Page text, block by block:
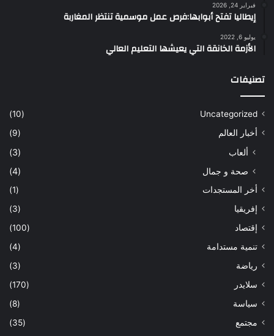
فبراير 24, 2026
إيطاليا تفتح أبوابها:فرص عمل موسمية تنتظر المغاربة
يوليو 6, 2022
الأزمة الخانقة التي يعيشها التعليم العالي
تصنيفات
Uncategorized
(10)
أخبار العالم
(9)
ألعاب
(3)
صحة و جمال
(4)
أخر المستجدات
(1)
إفريقيا
(3)
إقتصاد
(100)
تنمية مستدامة
(4)
رياضة
(3)
سلايدر
(170)
سياسة
(8)
مجتمع
(35)